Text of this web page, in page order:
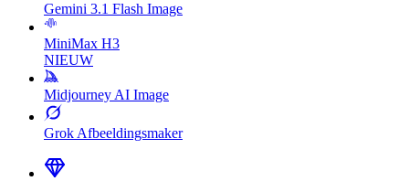
Gemini 3.1 Flash Image
MiniMax H3
NIEUW
Midjourney AI Image
Grok Afbeeldingsmaker